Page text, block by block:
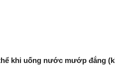
khi uống nước mướp đắng